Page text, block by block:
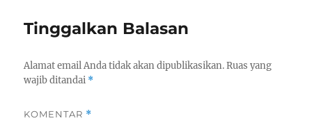
Tinggalkan Balasan
Alamat email Anda tidak akan dipublikasikan. Ruas yang
wajib ditandai *
KOMENTAR *